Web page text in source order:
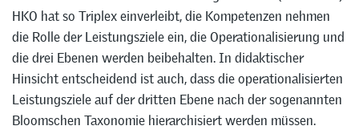
HKO hat so Triplex einverleibt, die Kompetenzen nehmen
die Rolle der Leistungsziele ein, die Operationalisierung und
die drei Ebenen werden beibehalten. In didaktischer
Hinsicht entscheidend ist auch, dass die operationalisierten
Leistungsziele auf der dritten Ebene nach der sogenannten
Bloomschen Taxonomie hierarchisiert werden müssen.